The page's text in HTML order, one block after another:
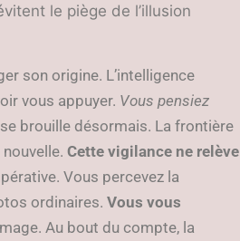
le piège de l’illusion
son origine. L’intelligence
vous appuyer. Vous pensiez
brouille désormais. La frontière
Cette vigilance ne relève
Vous percevez la
ordinaires. Vous vous
Au bout du compte, la